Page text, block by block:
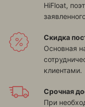
HiFloat,
Скидка
Основная
клиентами.
Срочная
При